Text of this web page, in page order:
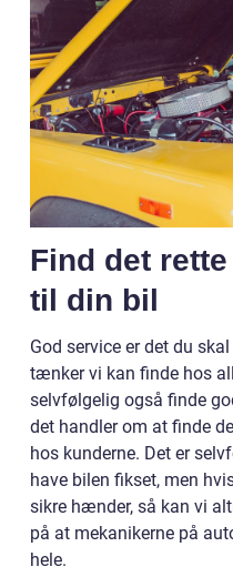
Find det
til din bil
God service er det du
tænker vi kan finde hos
selvfølgelig også finde
det handler om at finde
hos kunderne. Det er
have bilen fikset, men
sikre hænder, så kan vi
på at mekanikerne på
hele.